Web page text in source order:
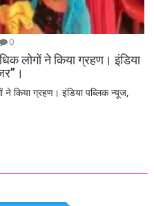
0
लोगों ने किया ग्रहण। इंडिया
किया ग्रहण। इंडिया पब्लिक न्यूज,